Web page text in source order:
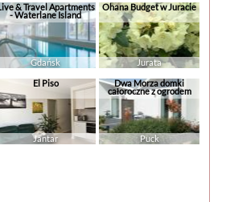
& Travel Apartments
- Waterlane Island
Gdańsk
Ohana Budget w Juracie
Jurata
El Piso
Jantar
Dwa Morza domki
całoroczne z ogrodem
Puck